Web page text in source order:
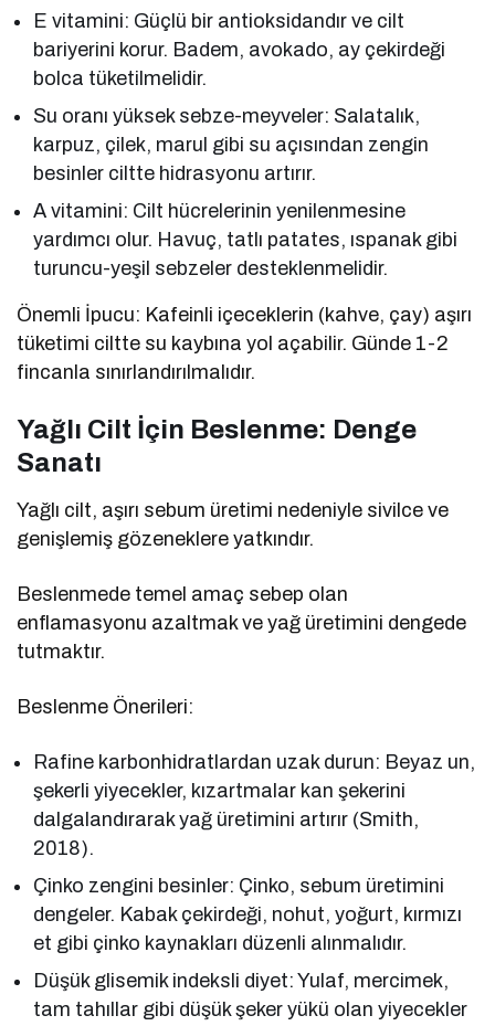
E vitamini: Güçlü bir antioksidandır ve cilt
bariyerini korur. Badem, avokado, ay çekirdeği
bolca tüketilmelidir.
Su oranı yüksek sebze-meyveler: Salatalık,
karpuz, çilek, marul gibi su açısından zengin
besinler ciltte hidrasyonu artırır.
A vitamini: Cilt hücrelerinin yenilenmesine
yardımcı olur. Havuç, tatlı patates, ıspanak gibi
turuncu-yeşil sebzeler desteklenmelidir.
Önemli İpucu: Kafeinli içeceklerin (kahve, çay) aşırı
tüketimi ciltte su kaybına yol açabilir. Günde 1-2
fincanla sınırlandırılmalıdır.
Yağlı Cilt İçin Beslenme: Denge
Sanatı
Yağlı cilt, aşırı sebum üretimi nedeniyle sivilce ve
genişlemiş gözeneklere yatkındır.
Beslenmede temel amaç sebep olan
enflamasyonu azaltmak ve yağ üretimini dengede
tutmaktır.
Beslenme Önerileri:
Rafine karbonhidratlardan uzak durun: Beyaz un,
şekerli yiyecekler, kızartmalar kan şekerini
dalgalandırarak yağ üretimini artırır (Smith,
2018).
Çinko zengini besinler: Çinko, sebum üretimini
dengeler. Kabak çekirdeği, nohut, yoğurt, kırmızı
et gibi çinko kaynakları düzenli alınmalıdır.
Düşük glisemik indeksli diyet: Yulaf, mercimek,
tam tahıllar gibi düşük şeker yükü olan yiyecekler